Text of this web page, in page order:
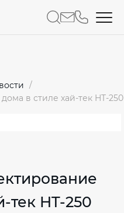
в стиле хай-тек HT-250
тек HT-250